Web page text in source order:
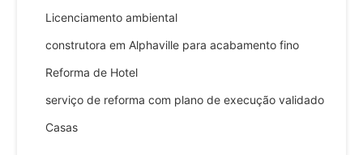
Licenciamento ambiental
construtora em Alphaville para acabamento fino
Reforma de Hotel
serviço de reforma com plano de execução validado
Casas